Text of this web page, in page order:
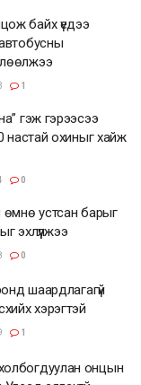
байх үедээ
1
гэж гэрээсээ
настай охиныг хайж
0
өмнө устсан барыг
эхлүүлжээ
0
шаардлагагүй
хэрэгтэй
1
онцын